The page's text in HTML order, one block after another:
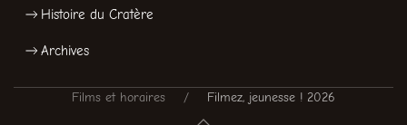
Histoire du Cratère
Archives
Films et horaires Filmez, jeunesse ! 2026